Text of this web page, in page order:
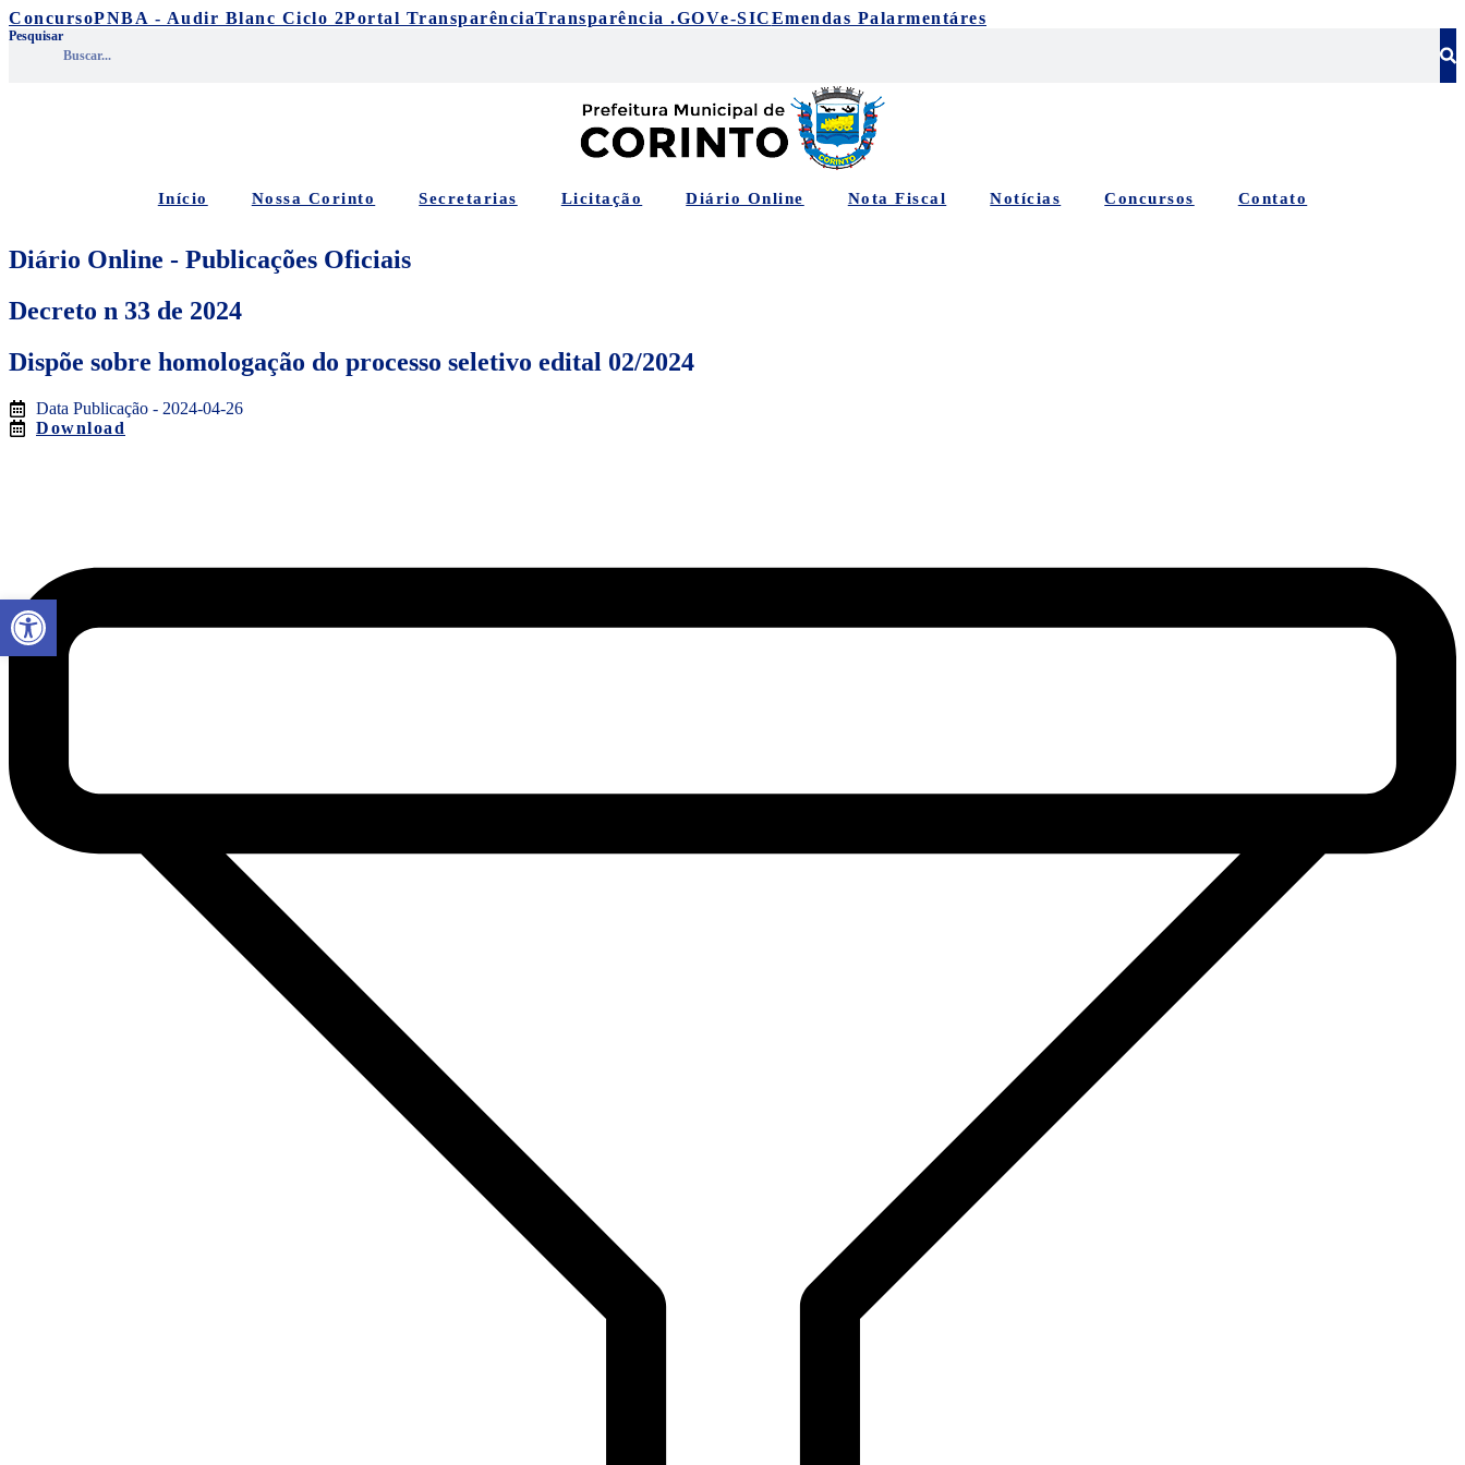
Ir
para
ConcursoPNBA - Audir Blanc Ciclo 2Portal TransparênciaTransparência .GOVe-SICEmendas Palarmentáres
Pesquisar
Início Nossa Corinto Secretarias Licitação Diário Online Nota Fiscal Notícias Concursos Contato
Diário Online - Publicações Oficiais
Decreto n 33 de 2024
Dispõe sobre homologação do processo seletivo edital 02/2024
Data Publicação - 2024-04-26
Download
Abrir a barra de ferramentas